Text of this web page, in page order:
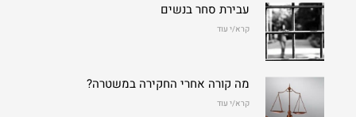
עבירת סחר בנשים
קרא/י עוד
מה קורה אחרי החקירה במשטרה?
קרא/י עוד